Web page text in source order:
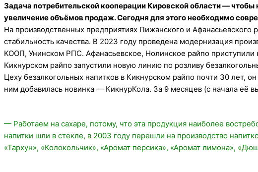
Задача потребительской кооперации Кировской области —
увеличение объёмов продаж. Сегодня для этого необходимо
На производственных предприятиях Пижанского и
стабильность качества. В 2023 году проведена модернизация
КООП, Унинском РПС. Афанасьевское, Нолинское райпо
Кикнурском райпо запустили новую линию по розливу
Цеху безалкогольных напитков в Кикнурском райпо почти 30 лет,
ним добавилась новинка — КикнурКола. За 9 месяцев (с начала её
— Работаем на сахаре, потому, что эта продукция наиболее
напитки шли в стекле, в 2003 году перешли на производство
«Тархун», «Колокольчик», «Аромат персика», «Аромат лимона»,